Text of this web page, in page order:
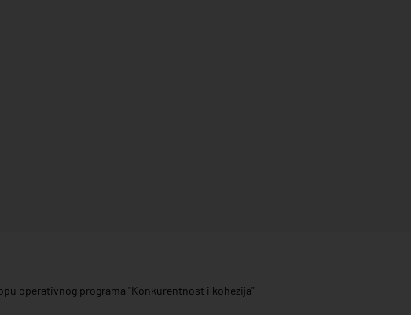
operativnog programa "Konkurentnost i kohezija"